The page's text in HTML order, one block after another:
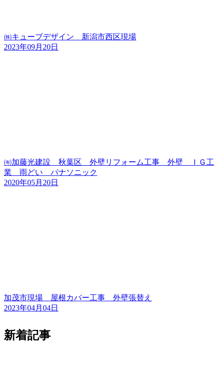
㈱キューブデザイン 新潟市西区現場
2023年09月20日
㈲加藤光建設 秋葉区 外壁リフォーム工事 外壁 ＩＧ工
業 雨どい パナソニック
2020年05月20日
加茂市現場 屋根カバー工事 外壁張替え
2023年04月04日
新着記事